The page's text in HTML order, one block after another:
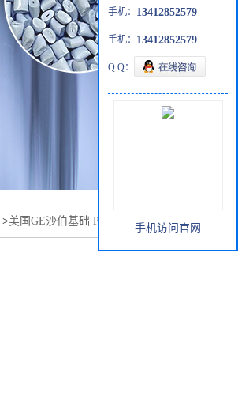
>美国GE沙伯基础 PP0 GFN1物性表
手机： 13412852579
手机： 13412852579
Q Q：
手机访问官网